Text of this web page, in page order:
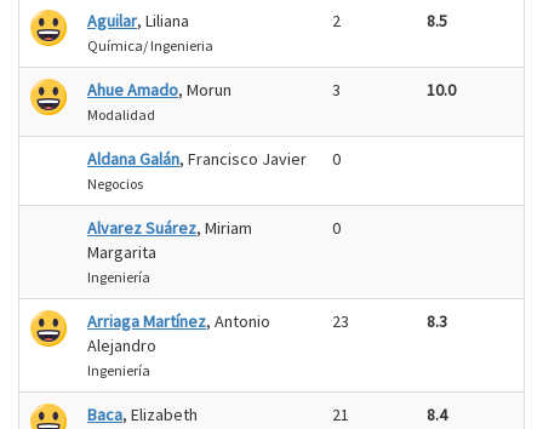
Aguilar, Liliana
Química/ Ingenieria
2 8.5
Ahue Amado, Morun
Modalidad
3 10.0
Aldana Galán, Francisco Javier
Negocios
0
Alvarez Suárez, Miriam
Margarita
Ingeniería
0
Arriaga Martínez, Antonio
Alejandro
Ingeniería
23 8.3
Baca, Elizabeth 21 8.4